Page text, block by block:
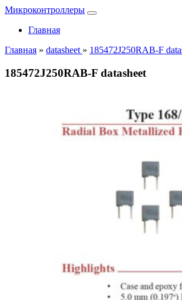
Микроконтроллеры
Главная
Главная » datasheet » 185472J250RAB-F
185472J250RAB-F datasheet